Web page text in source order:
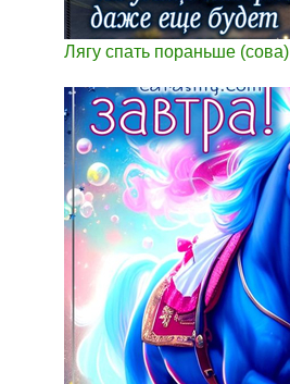
Лягу спать пораньше (сова)